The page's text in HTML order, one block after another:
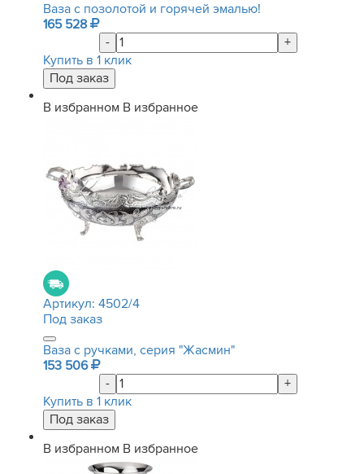
Ваза с позолотой и горячей эмалью!
165 528
-
+
Купить в 1 клик
В избранном В избранное
Артикул: 4502/4
Под заказ
Ваза с ручками, серия "Жасмин"
153 506
-
+
Купить в 1 клик
В избранном В избранное